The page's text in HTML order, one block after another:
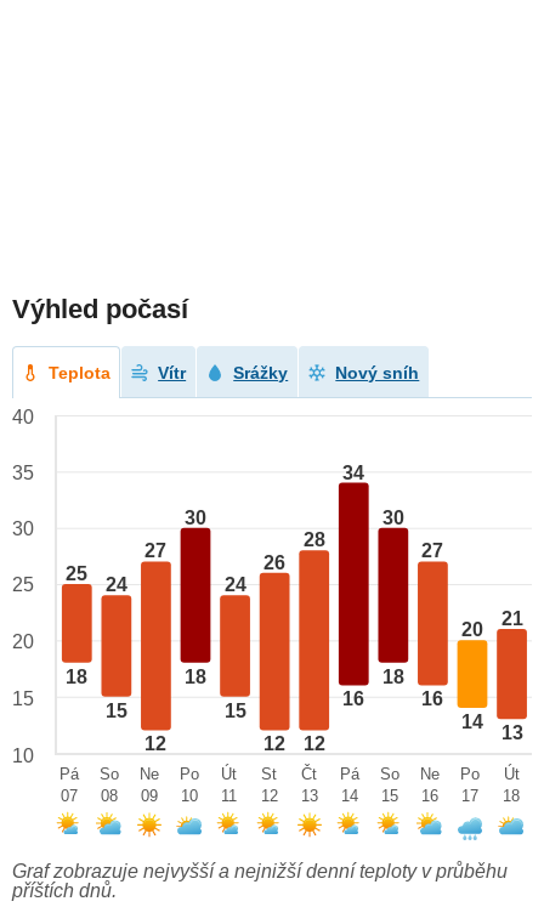
Výhled počasí
Teplota Vítr Srážky Nový sníh
25
18
24
15
27
12
30
18
24
15
26
12
28
12
34
16
30
18
27
16
20
14
21
13
40
35
30
25
20
15
10
Pá
07
So
08
Ne
09
Po
10
Út
11
St
12
Čt
13
Pá
14
So
15
Ne
16
Po
17
Út
18
Graf zobrazuje nejvyšší a nejnižší denní teploty v průběhu
příštích dnů.